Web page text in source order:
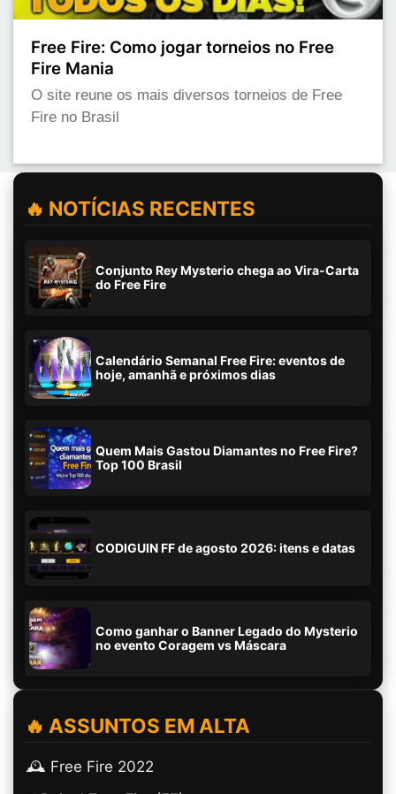
Free Fire: Como jogar torneios no Free
Fire Mania
O site reune os mais diversos torneios de Free
Fire no Brasil
🔥 NOTÍCIAS RECENTES
Conjunto Rey Mysterio chega ao Vira-Carta
do Free Fire
Calendário Semanal Free Fire: eventos de
hoje, amanhã e próximos dias
Quem Mais Gastou Diamantes no Free Fire?
Top 100 Brasil
CODIGUIN FF de agosto 2026: itens e datas
Como ganhar o Banner Legado do Mysterio
no evento Coragem vs Máscara
🔥 ASSUNTOS EM ALTA
🕰️ Free Fire 2022